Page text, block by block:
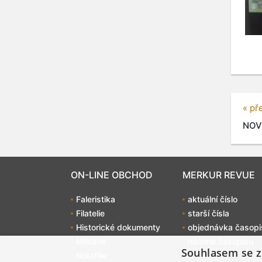
«
ON-LINE OBCHOD
Faleristika
Filatelie
Historické dokumenty
MERKUR REVUE
aktuální číslo
starší čísla
objednávka
Souhlasem se